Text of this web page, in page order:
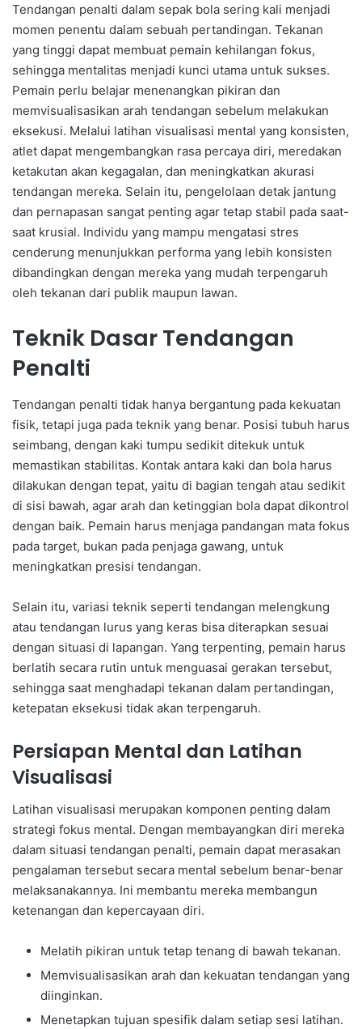
Tendangan penalti dalam sepak bola sering kali menjadi
momen penentu dalam sebuah pertandingan. Tekanan
yang tinggi dapat membuat pemain kehilangan fokus,
sehingga mentalitas menjadi kunci utama untuk sukses.
Pemain perlu belajar menenangkan pikiran dan
memvisualisasikan arah tendangan sebelum melakukan
eksekusi. Melalui latihan visualisasi mental yang konsisten,
atlet dapat mengembangkan rasa percaya diri, meredakan
ketakutan akan kegagalan, dan meningkatkan akurasi
tendangan mereka. Selain itu, pengelolaan detak jantung
dan pernapasan sangat penting agar tetap stabil pada saat-
saat krusial. Individu yang mampu mengatasi stres
cenderung menunjukkan performa yang lebih konsisten
dibandingkan dengan mereka yang mudah terpengaruh
oleh tekanan dari publik maupun lawan.
Teknik Dasar Tendangan
Penalti
Tendangan penalti tidak hanya bergantung pada kekuatan
fisik, tetapi juga pada teknik yang benar. Posisi tubuh harus
seimbang, dengan kaki tumpu sedikit ditekuk untuk
memastikan stabilitas. Kontak antara kaki dan bola harus
dilakukan dengan tepat, yaitu di bagian tengah atau sedikit
di sisi bawah, agar arah dan ketinggian bola dapat dikontrol
dengan baik. Pemain harus menjaga pandangan mata fokus
pada target, bukan pada penjaga gawang, untuk
meningkatkan presisi tendangan.
Selain itu, variasi teknik seperti tendangan melengkung
atau tendangan lurus yang keras bisa diterapkan sesuai
dengan situasi di lapangan. Yang terpenting, pemain harus
berlatih secara rutin untuk menguasai gerakan tersebut,
sehingga saat menghadapi tekanan dalam pertandingan,
ketepatan eksekusi tidak akan terpengaruh.
Persiapan Mental dan Latihan
Visualisasi
Latihan visualisasi merupakan komponen penting dalam
strategi fokus mental. Dengan membayangkan diri mereka
dalam situasi tendangan penalti, pemain dapat merasakan
pengalaman tersebut secara mental sebelum benar-benar
melaksanakannya. Ini membantu mereka membangun
ketenangan dan kepercayaan diri.
Melatih pikiran untuk tetap tenang di bawah tekanan.
Memvisualisasikan arah dan kekuatan tendangan yang
diinginkan.
Menetapkan tujuan spesifik dalam setiap sesi latihan.